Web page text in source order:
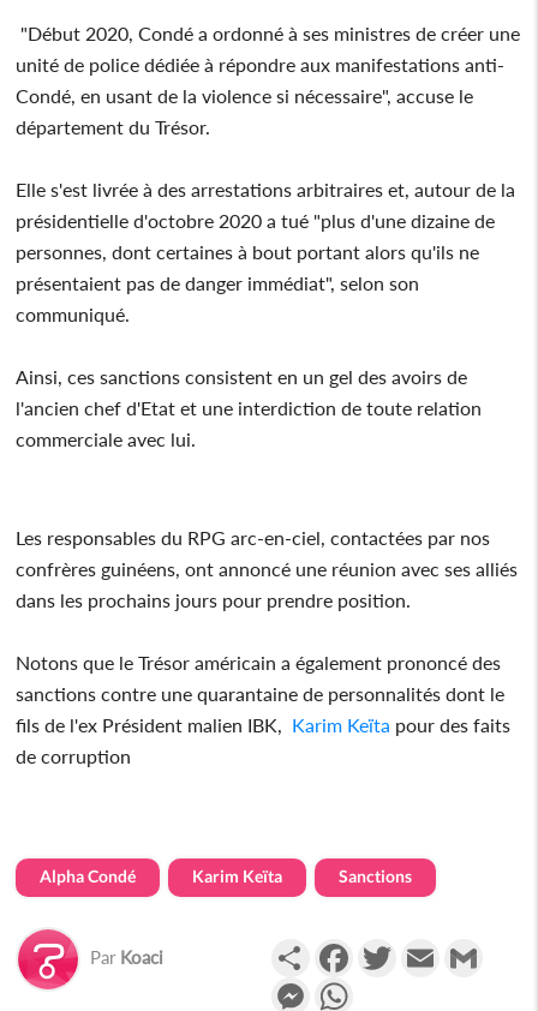
"Début 2020, Condé a ordonné à ses ministres de créer une
unité de police dédiée à répondre aux manifestations anti-
Condé, en usant de la violence si nécessaire", accuse le
département du Trésor.
Elle s'est livrée à des arrestations arbitraires et, autour de la
présidentielle d'octobre 2020 a tué "plus d'une dizaine de
personnes, dont certaines à bout portant alors qu'ils ne
présentaient pas de danger immédiat", selon son
communiqué.
Ainsi, ces sanctions consistent en un gel des avoirs de
l'ancien chef d'Etat et une interdiction de toute relation
commerciale avec lui.
Les responsables du RPG arc-en-ciel, contactées par nos
confrères guinéens, ont annoncé une réunion avec ses alliés
dans les prochains jours pour prendre position.
Notons que le Trésor américain a également prononcé des
sanctions contre une quarantaine de personnalités dont le
fils de l'ex Président malien IBK, Karim Keïta pour des faits
de corruption
Alpha Condé Karim Keïta Sanctions
Par Koaci PartagerFacebookTwitterEmail
Messenger